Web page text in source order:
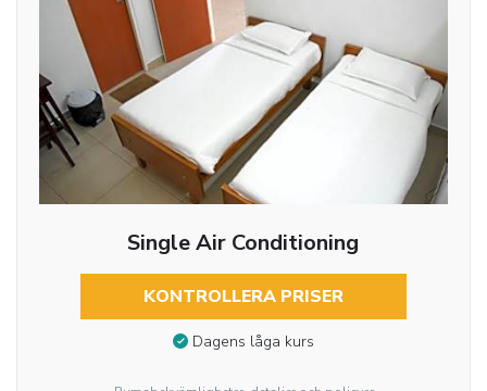
Single Air Conditioning
KONTROLLERA PRISER
Dagens låga kurs